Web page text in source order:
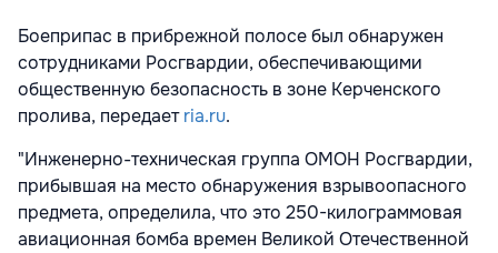
Боеприпас в прибрежной полосе был обнаружен
сотрудниками Росгвардии, обеспечивающими
общественную безопасность в зоне Керченского
пролива, передаетria.ru.
"Инженерно-техническая группа ОМОН Росгвардии,
прибывшая на место обнаружения взрывоопасного
предмета, определила, что это 250-килограммовая
авиационная бомба времен Великой Отечественной